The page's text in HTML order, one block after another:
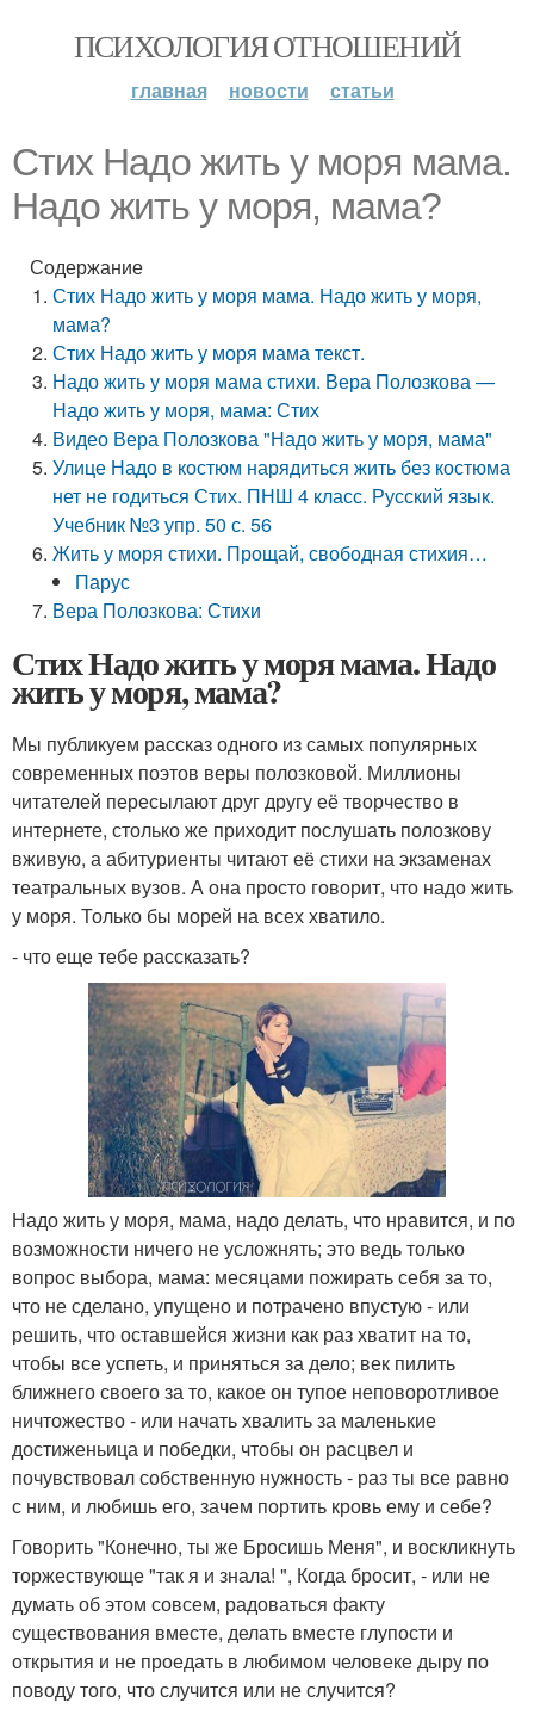
ПСИХОЛОГИЯ ОТНОШЕНИЙ
главная новости статьи
Стих Надо жить у моря мама.
Надо жить у моря, мама?
Содержание
Стих Надо жить у моря мама. Надо жить у моря,
мама?
Стих Надо жить у моря мама текст.
Надо жить у моря мама стихи. Вера Полозкова —
Надо жить у моря, мама: Стих
Видео Вера Полозкова "Надо жить у моря, мама"
Улице Надо в костюм нарядиться жить без костюма
нет не годиться Стих. ПНШ 4 класс. Русский язык.
Учебник №3 упр. 50 с. 56
Жить у моря стихи. Прощай, свободная стихия…
Парус
Вера Полозкова: Стихи
Стих Надо жить у моря мама. Надо
жить у моря, мама?
Мы публикуем рассказ одного из самых популярных
современных поэтов веры полозковой. Миллионы
читателей пересылают друг другу её творчество в
интернете, столько же приходит послушать полозкову
вживую, а абитуриенты читают её стихи на экзаменах
театральных вузов. А она просто говорит, что надо жить
у моря. Только бы морей на всех хватило.
- что еще тебе рассказать?
Надо жить у моря, мама, надо делать, что нравится, и по
возможности ничего не усложнять; это ведь только
вопрос выбора, мама: месяцами пожирать себя за то,
что не сделано, упущено и потрачено впустую - или
решить, что оставшейся жизни как раз хватит на то,
чтобы все успеть, и приняться за дело; век пилить
ближнего своего за то, какое он тупое неповоротливое
ничтожество - или начать хвалить за маленькие
достиженьица и победки, чтобы он расцвел и
почувствовал собственную нужность - раз ты все равно
с ним, и любишь его, зачем портить кровь ему и себе?
Говорить "Конечно, ты же Бросишь Меня", и воскликнуть
торжествующе "так я и знала! ", Когда бросит, - или не
думать об этом совсем, радоваться факту
существования вместе, делать вместе глупости и
открытия и не проедать в любимом человеке дыру по
поводу того, что случится или не случится?